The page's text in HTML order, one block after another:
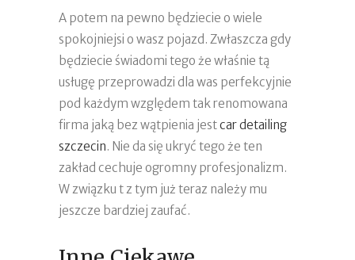
A potem na pewno będziecie o wiele
spokojniejsi o wasz pojazd. Zwłaszcza gdy
będziecie świadomi tego że właśnie tą
usługę przeprowadzi dla was perfekcyjnie
pod każdym względem tak renomowana
firma jaką bez wątpienia jestcar detailing
szczecin. Nie da się ukryć tego że ten
zakład cechuje ogromny profesjonalizm.
W związku t z tym już teraz należy mu
jeszcze bardziej zaufać.